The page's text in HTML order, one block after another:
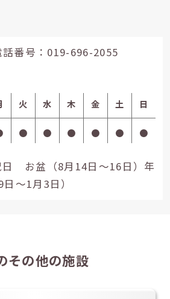
番号： 019-696-2055
火 水 木 金 土 日
● ● ● ● ● ●
お盆（8月14日～16日）年
～1月3日）
その他の施設